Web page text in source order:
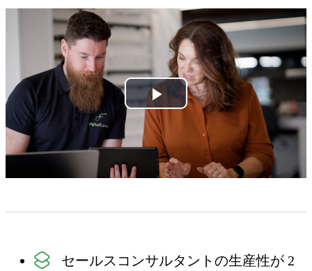
Play
Video
セールスコンサルタントの生産性が 2